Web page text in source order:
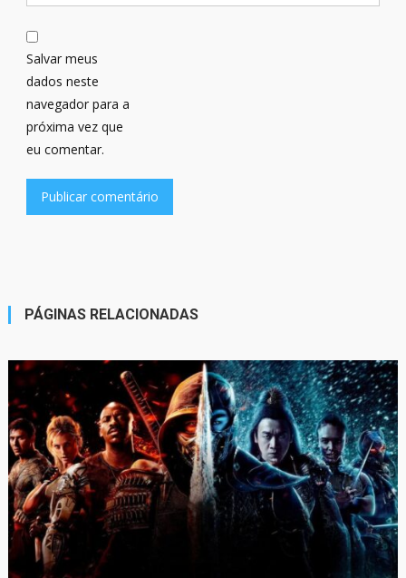
Salvar meus
dados neste
navegador para a
próxima vez que
eu comentar.
PÁGINAS RELACIONADAS